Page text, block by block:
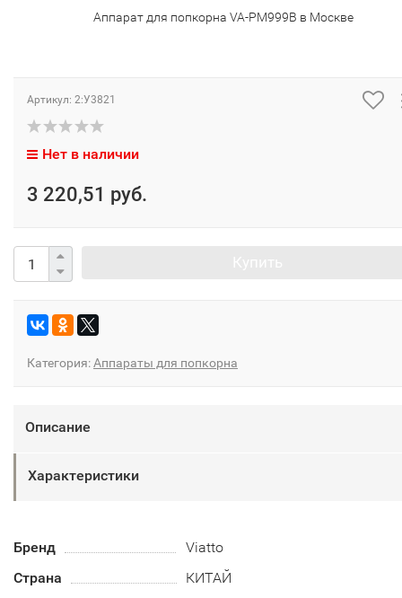
Аппарат для попкорна VA-PM999B в Москве
Артикул: 2:У3821
Нет в наличии
3 220,51 руб.
Категория:Аппараты для попкорна
Описание
Характеристики
Бренд
Viatto
Страна
КИТАЙ